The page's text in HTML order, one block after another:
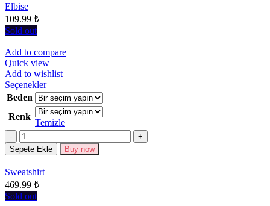
Elbise
109.99 ₺
Sold out
Add to compare
Quick view
Add to wishlist
SeçeneklerBu
ürünün
birden
fazla
varyasyonu
Seçenekler
Beden
Renk
Temizle
Miktar
Sepete Ekle Buy now
Sweatshirt
469.99 ₺
Sold out